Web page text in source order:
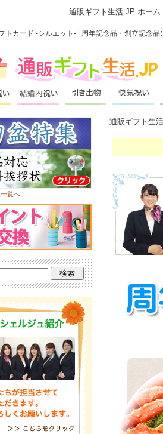
通販ギフト生活.JP ホーム
トカード -シルエット- | 周年記念品・創立記念
通販ギフト生
覧へ